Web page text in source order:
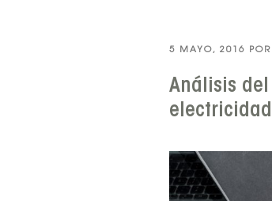
PUBLICADO
5 MAYO, 2016 POR
Análisis